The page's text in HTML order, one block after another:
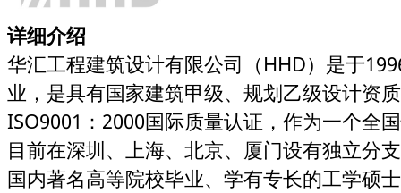
详细介绍
华汇工程建筑设计有限公司（HHD）是于
业，是具有国家建筑甲级、规划乙级设计资
ISO9001：2000国际质量认证，作为一个全
目前在深圳、上海、北京、厦门设有独立分
国内著名高等院校毕业、学有专长的工学硕